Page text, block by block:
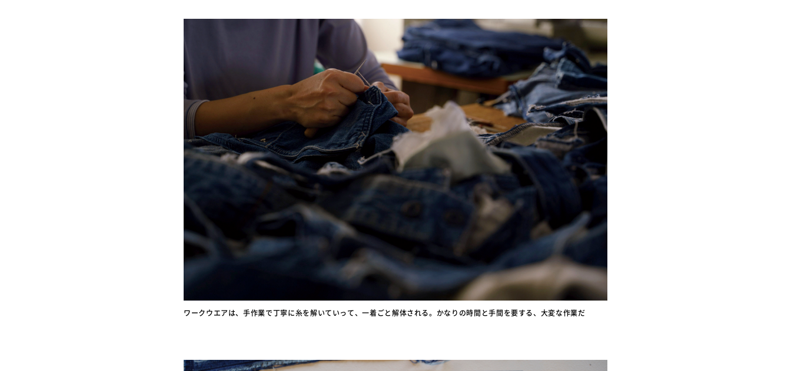
ワークウエアは、手作業で丁寧に糸を解いていって、一着ごと解体される。かなりの時間と手間を要する、大変な作業だ